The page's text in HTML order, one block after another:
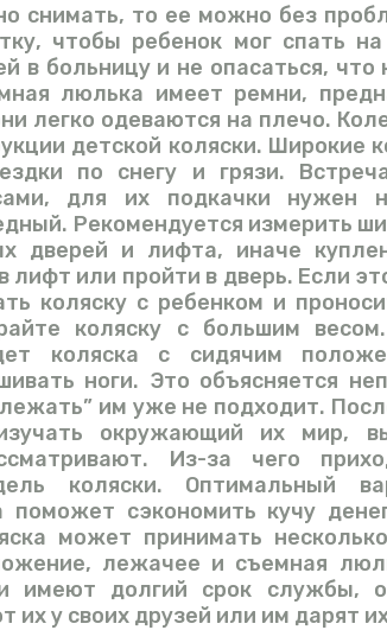
снимать, то ее можно без
чтобы ребенок мог спать
в больницу и не опасаться, что
люлька имеет ремни,
легко одеваются на плечо.
детской коляски. Широкие
по снегу и грязи.
для их подкачки нужен
Рекомендуется измерить
дверей и лифта, иначе
лифт или пройти в дверь. Если
коляску с ребенком и
коляску с большим
коляска с сидячим
ноги. Это объясняется
им уже не подходит.
окружающий их мир,
Из-за чего
коляски. Оптимальный
поможет сэкономить кучу
может принимать
лежачее и съемная
имеют долгий срок службы,
их у своих друзей или им дарят